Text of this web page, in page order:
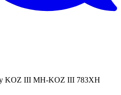
KOZ III MH-KOZ III 783XH